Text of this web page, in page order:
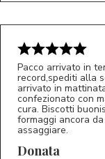
D*
Pacco arrivato in
record,spediti alla
arrivato in
confezionato con
cura. Biscotti
formaggi ancora da
assaggiare.
Donata